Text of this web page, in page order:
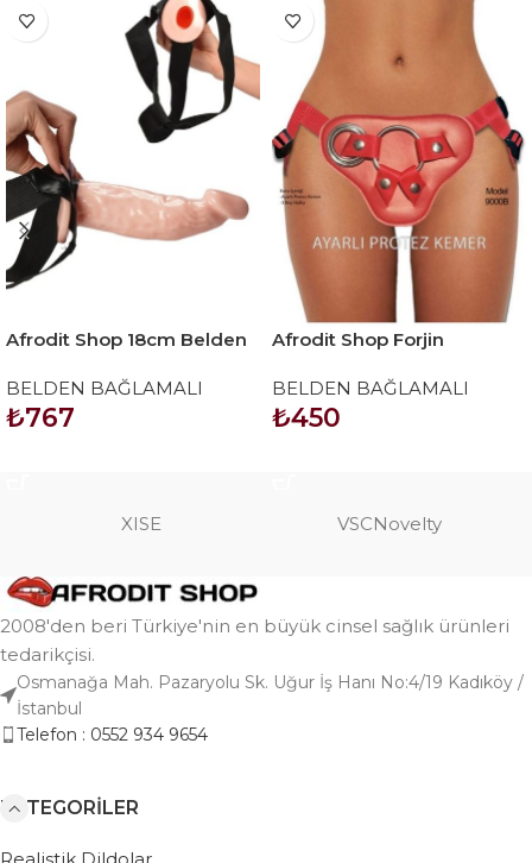
Afrodit Shop 18cm Belden
Penis
BELDEN BAĞLAMALI
₺767
Afrodit Shop Forjin
Belden Bağlama Kemeri
Kırmızı
BELDEN BAĞLAMALI
₺450
XISE VSCNovelty
2008'den beri Türkiye'nin en büyük cinsel sağlık ürünleri
tedarikçisi.
Osmanağa Mah. Pazaryolu Sk. Uğur İş Hanı No:4/19 Kadıköy /
İstanbul
Telefon : 0552 934 9654
KATEGORILER